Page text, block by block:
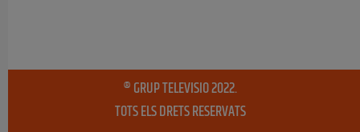
® GRUP TELEVISIO 2022.
TOTS ELS DRETS RESERVATS